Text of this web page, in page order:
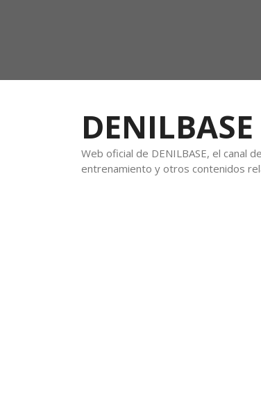
DENILBASE
Web oficial de DENILBASE, el canal
entrenamiento y otros contenidos